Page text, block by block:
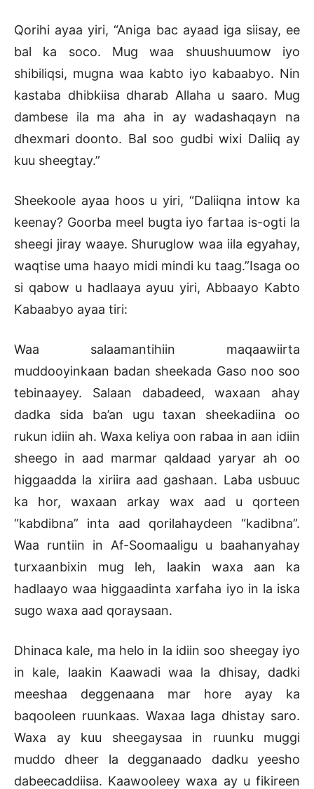
Qorihi ayaa yiri, “Aniga bac ayaad iga siisay, ee
bal ka soco. Mug waa shuushuumow iyo
shibiliqsi, mugna waa kabto iyo kabaabyo. Nin
kastaba dhibkiisa dharab Allaha u saaro. Mug
dambese ila ma aha in ay wadashaqayn na
dhexmari doonto. Bal soo gudbi wixi Daliiq ay
kuu sheegtay.”
Sheekoole ayaa hoos u yiri, “Daliiqna intow ka
keenay? Goorba meel bugta iyo fartaa is-ogti la
sheegi jiray waaye. Shuruglow waa iila egyahay,
waqtise uma haayo midi mindi ku taag.”Isaga oo
si qabow u hadlaaya ayuu yiri, Abbaayo Kabto
Kabaabyo ayaa tiri:
Waa salaamantihiin maqaawiirta
muddooyinkaan badan sheekada Gaso noo soo
tebinaayey. Salaan dabadeed, waxaan ahay
dadka sida ba’an ugu taxan sheekadiina oo
rukun idiin ah. Waxa keliya oon rabaa in aan idiin
sheego in aad marmar qaldaad yaryar ah oo
higgaadda la xiriira aad gashaan. Laba usbuuc
ka hor, waxaan arkay wax aad u qorteen
“kabdibna” inta aad qorilahaydeen “kadibna”.
Waa runtiin in Af-Soomaaligu u baahanyahay
turxaanbixin mug leh, laakin waxa aan ka
hadlaayo waa higgaadinta xarfaha iyo in la iska
sugo waxa aad qoraysaan.
Dhinaca kale, ma helo in la idiin soo sheegay iyo
in kale, laakin Kaawadi waa la dhisay, dadki
meeshaa deggenaana mar hore ayay ka
baqooleen ruunkaas. Waxaa laga dhistay saro.
Waxa ay kuu sheegaysaa in ruunku muggi
muddo dheer la degganaado dadku yeesho
dabeecaddiisa. Kaawooleey waxa ay u fikireen